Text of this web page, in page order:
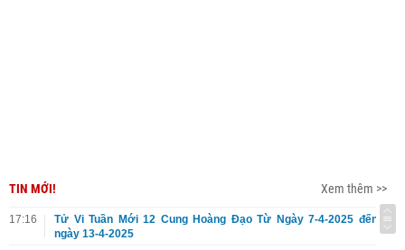
TIN MỚI! Xem thêm >>
17:16
Tử Vi Tuần Mới 12 Cung Hoàng Đạo Từ Ngày 7-4-2025 đến
ngày 13-4-2025